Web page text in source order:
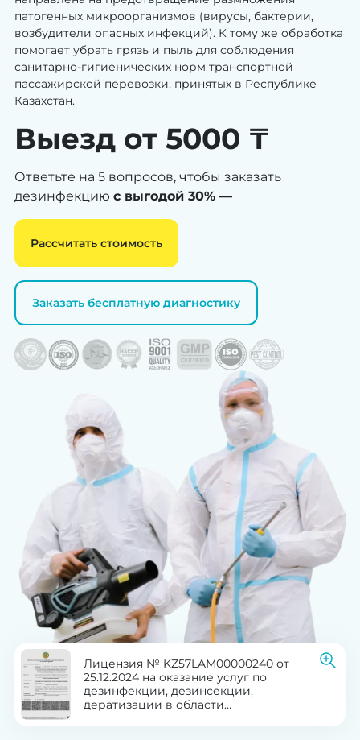
патогенных микроорганизмов (вирусы, бактерии,
возбудители опасных инфекций). К тому же обработка
помогает убрать грязь и пыль для соблюдения
санитарно-гигиенических норм транспортной
пассажирской перевозки, принятых в Республике
Казахстан.
Выезд от 5000 ₸
Ответьте на 5 вопросов, чтобы заказать
дезинфекцию с выгодой 30% —
Рассчитать стоимость
Заказать бесплатную диагностику
Лицензия № KZ57LAM00000240 от
25.12.2024 на оказание услуг по
дезинфекции, дезинсекции,
дератизации в области